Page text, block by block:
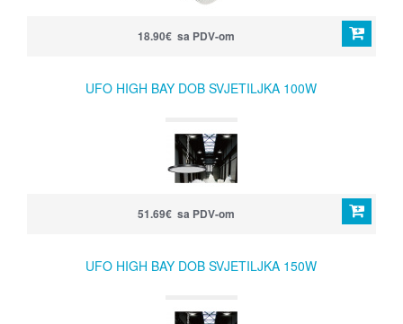
18.90€ sa PDV-om
UFO HIGH BAY DOB SVJETILJKA 100W
51.69€ sa PDV-om
UFO HIGH BAY DOB SVJETILJKA 150W